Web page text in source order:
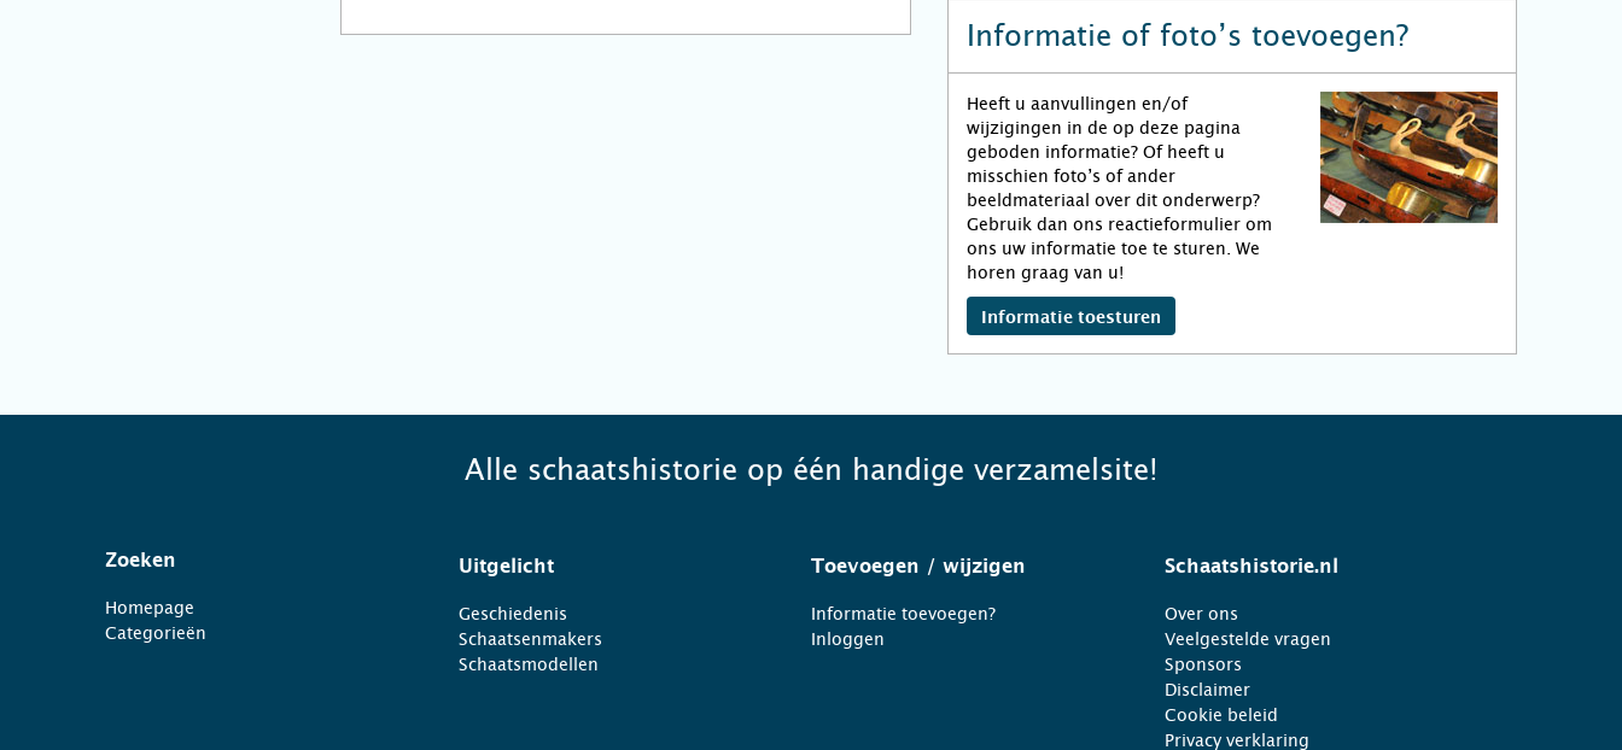
Informatie of foto’s toevoegen?
Heeft u aanvullingen en/of
wijzigingen in de op deze pagina
geboden informatie? Of heeft u
misschien foto’s of ander
beeldmateriaal over dit onderwerp?
Gebruik dan ons reactieformulier om
ons uw informatie toe te sturen. We
horen graag van u!
Informatie toesturen
Alle schaatshistorie op één handige verzamelsite!
Zoeken
Homepage
Categorieën
Uitgelicht
Geschiedenis
Schaatsenmakers
Schaatsmodellen
Toevoegen / wijzigen
Informatie toevoegen?
Inloggen
Schaatshistorie.nl
Over ons
Veelgestelde vragen
Sponsors
Disclaimer
Cookie beleid
Privacy verklaring